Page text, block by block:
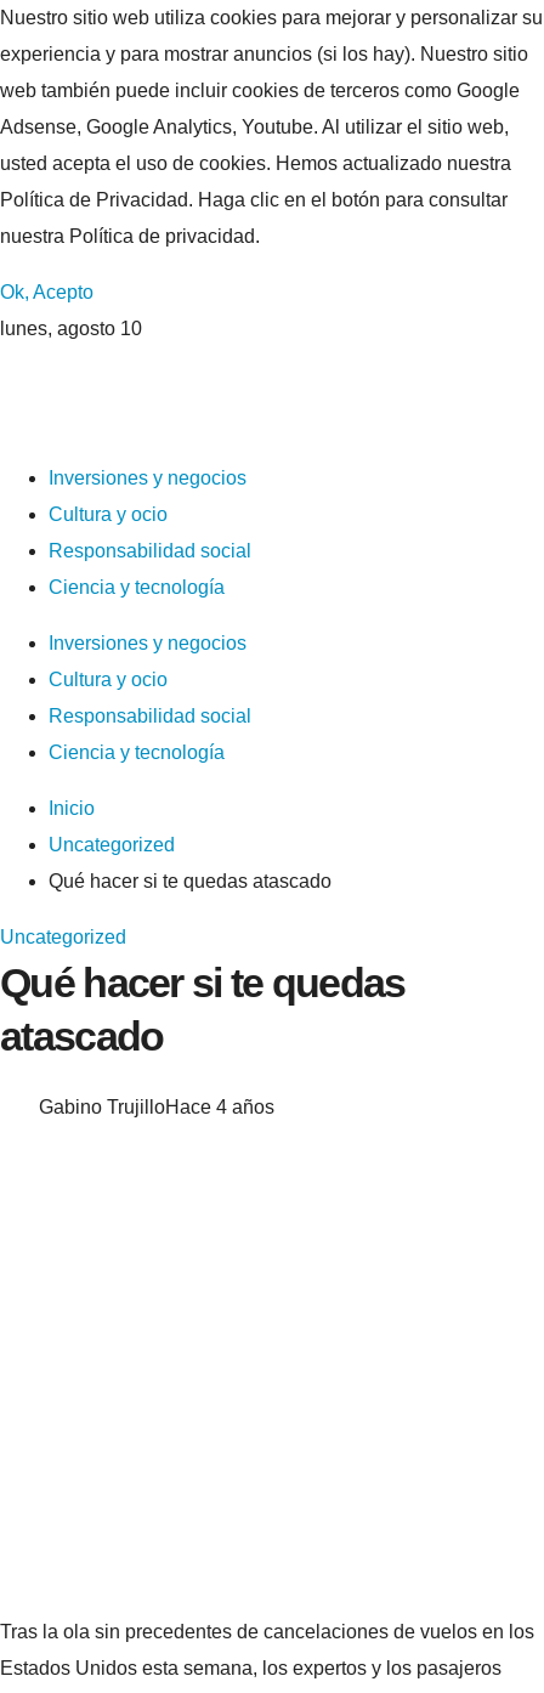
Nuestro sitio web utiliza cookies para mejorar y personalizar su
experiencia y para mostrar anuncios (si los hay). Nuestro sitio
web también puede incluir cookies de terceros como Google
Adsense, Google Analytics, Youtube. Al utilizar el sitio web,
usted acepta el uso de cookies. Hemos actualizado nuestra
Política de Privacidad. Haga clic en el botón para consultar
nuestra Política de privacidad.
Ok, Acepto
lunes, agosto 10
Inversiones y negocios
Cultura y ocio
Responsabilidad social
Ciencia y tecnología
Inversiones y negocios
Cultura y ocio
Responsabilidad social
Ciencia y tecnología
Inicio
Uncategorized
Qué hacer si te quedas atascado
Uncategorized
Qué hacer si te quedas
atascado
Gabino TrujilloHace 4 años
Tras la ola sin precedentes de cancelaciones de vuelos en los
Estados Unidos esta semana, los expertos y los pasajeros